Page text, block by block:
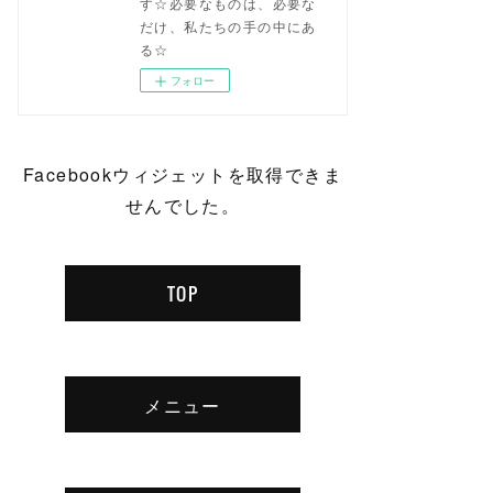
だけ、私たちの手の中にあ
る☆
フォロー
Facebookウィジェットを取得できま
せんでした。
TOP
メニュー